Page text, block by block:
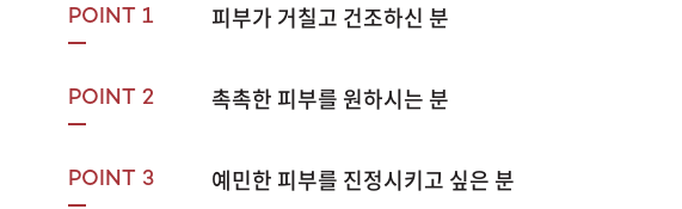
POINT 1 피부가 거칠고 건조하신 분
POINT 2 촉촉한 피부를 원하시는 분
POINT 3 예민한 피부를 진정시키고 싶은 분